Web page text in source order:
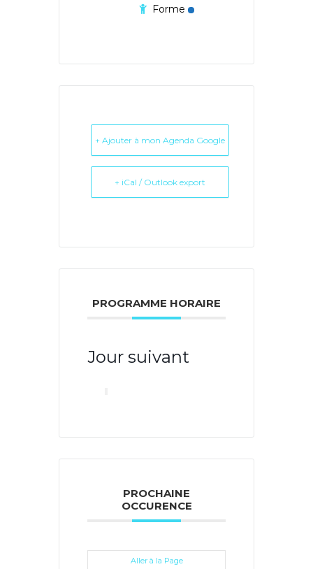
Forme
+ Ajouter à mon Agenda Google
+ iCal / Outlook export
PROGRAMME HORAIRE
Jour suivant
PROCHAINE
OCCURENCE
Aller à la Page